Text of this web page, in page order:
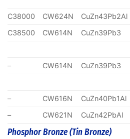
C38000 CW624N CuZn43Pb2Al
C38500
CW614N CuZn39Pb3
– CW614N CuZn39Pb3
– CW616N CuZn40Pb1Al
–
CW621N CuZn42PbAl
Phosphor Bronze (Tin Bronze)